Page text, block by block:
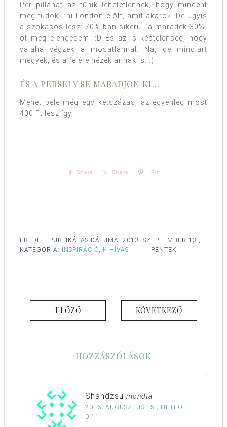
Per pillanat az tűnik lehetetlennek, hogy mindent
meg tudok írni London előtt, amit akarok. De úgyis
a szokásos lesz: 70%-ban sikerül, a maradék 30%-
ot meg elengedem. :D És az is képtelenség, hogy
valaha végzek a mosatlannal. Na, de mindjárt
megyek, és a fejére nézek annak is. :)
ÉS A PERSELY SE MARADJON KI…
Mehet bele még egy kétszázas, az egyenleg most
400 Ft lesz így.
Share Share Pin
EREDETI PUBLIKÁLÁS DÁTUMA: 2013. SZEPTEMBER 13.,
PÉNTEK
KATEGÓRIA: INSPIRÁCIÓ, KIHÍVÁS
ELŐZŐ KÖVETKEZŐ
HOZZÁSZÓLÁSOK
Shandzsu mondta
2016. AUGUSZTUS 15., HÉTFŐ,
0:11